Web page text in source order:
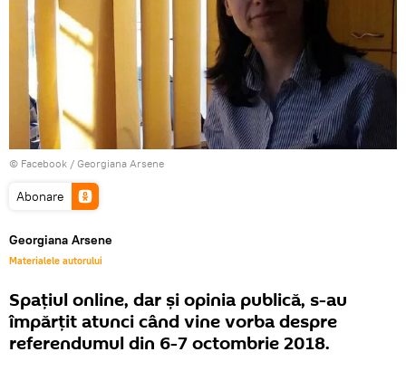
© Facebook / Georgiana Arsene
Abonare
Georgiana Arsene
Materialele autorului
Spaţiul online, dar şi opinia publică, s-au
împărţit atunci când vine vorba despre
referendumul din 6-7 octombrie 2018.